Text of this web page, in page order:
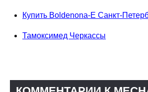
Купить Boldenona-E Санкт-
Тамоксимед Черкассы